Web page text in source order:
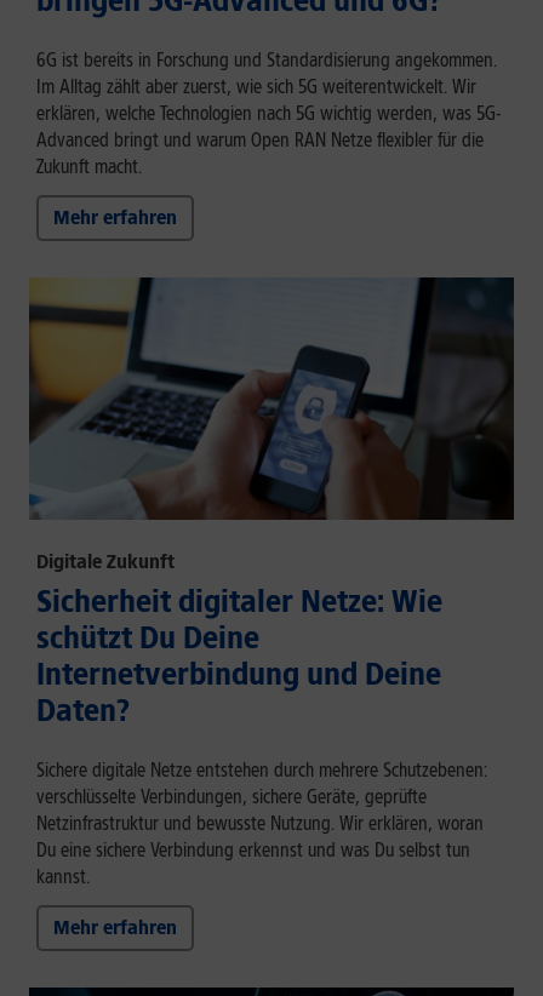
6G ist bereits in Forschung und Standardisierung angekommen.
Im Alltag zählt aber zuerst, wie sich 5G weiterentwickelt. Wir
erklären, welche Technologien nach 5G wichtig werden, was 5G-
Advanced bringt und warum Open RAN Netze flexibler für die
Zukunft macht.
Mehr erfahren
Digitale Zukunft
Sicherheit digitaler Netze: Wie
schützt Du Deine
Internetverbindung und Deine
Daten?
Sichere digitale Netze entstehen durch mehrere Schutzebenen:
verschlüsselte Verbindungen, sichere Geräte, geprüfte
Netzinfrastruktur und bewusste Nutzung. Wir erklären, woran
Du eine sichere Verbindung erkennst und was Du selbst tun
kannst.
Mehr erfahren